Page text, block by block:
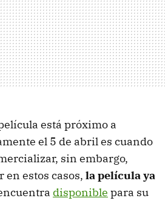
está próximo a
el 5 de abril es cuando
sin embargo,
en estos casos, la película ya
disponible para su